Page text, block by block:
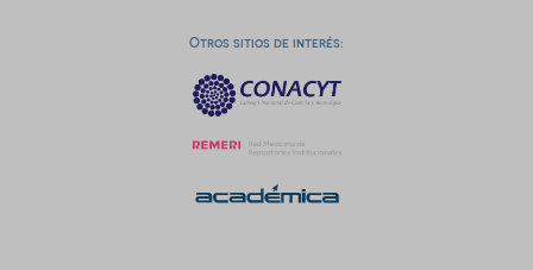
Otros sitios de interés: